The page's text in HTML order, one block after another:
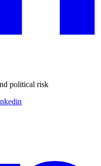
political risk